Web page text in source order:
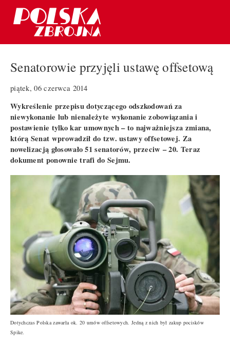
Senatorowie przyjęli ustawę offsetową
piątek, 06 czerwca 2014
Wykreślenie przepisu dotyczącego odszkodowań za
niewykonanie lub nienależyte wykonanie zobowiązania i
postawienie tylko kar umownych – to najważniejsza zmiana,
którą Senat wprowadził do tzw. ustawy offsetowej. Za
nowelizacją głosowało 51 senatorów, przeciw – 20. Teraz
dokument ponownie trafi do Sejmu.
Dotychczas Polska zawarła ok. 20 umów offsetowych. Jedną z nich był zakup pocisków
Spike.